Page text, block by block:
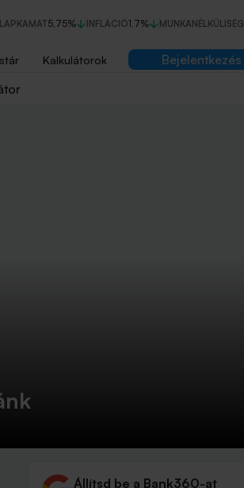
5,75% INFLÁCIÓ1,7% MUNKANÉLKÜLISÉG
Kalkulátorok
Bejelentkezés
Állítsd be a Bank360-at